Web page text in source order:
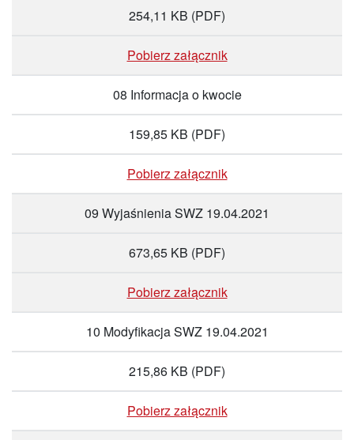
254,11 KB (PDF)
Pobierz załącznik
08 Informacja o kwocie
159,85 KB (PDF)
Pobierz załącznik
09 Wyjaśnienia SWZ 19.04.2021
673,65 KB (PDF)
Pobierz załącznik
10 Modyfikacja SWZ 19.04.2021
215,86 KB (PDF)
Pobierz załącznik